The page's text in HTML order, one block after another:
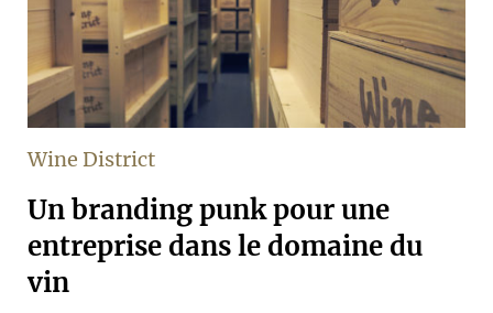
Wine District
Un branding punk pour une
entreprise dans le domaine du
vin